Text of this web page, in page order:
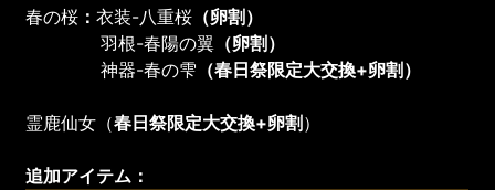
春の桜 ：衣装-八重桜 （卵割）
羽根-春陽の翼 （卵割）
神器-春の雫 （春日祭限定大交換+卵割）
霊鹿仙女（春日祭限定大交換+卵割）
追加アイテム ：